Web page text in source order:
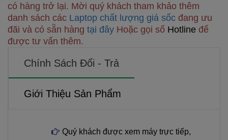
có hàng trở lại. Mời quý khách tham khảo thêm
danh sách các Laptop chất lượng giá sốc đang ưu
đãi và có sẵn hàng tại đây Hoặc gọi số Hotline để
được tư vấn thêm.
Chính Sách Đổi - Trả
Giới Thiệu Sản Phẩm
Quý khách được xem máy trực tiếp,